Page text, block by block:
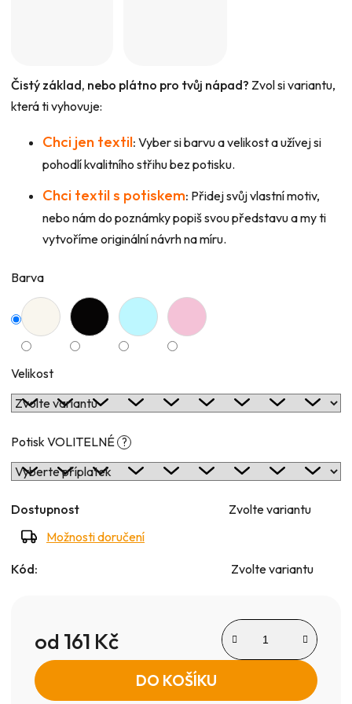
Čistý základ, nebo plátno pro tvůj nápad? Zvol si variantu,
která ti vyhovuje:
Chci jen textil: Vyber si barvu a velikost a užívej si
pohodlí kvalitního střihu bez potisku.
Chci textil s potiskem: Přidej svůj vlastní motiv,
nebo nám do poznámky popiš svou představu a my ti
vytvoříme originální návrh na míru.
Barva
Velikost
Potisk VOLITELNÉ ?
Dostupnost
Zvolte variantu
Možnosti doručení
Kód: Zvolte variantu
od 161 Kč
Měrná cena:
DO KOŠÍKU